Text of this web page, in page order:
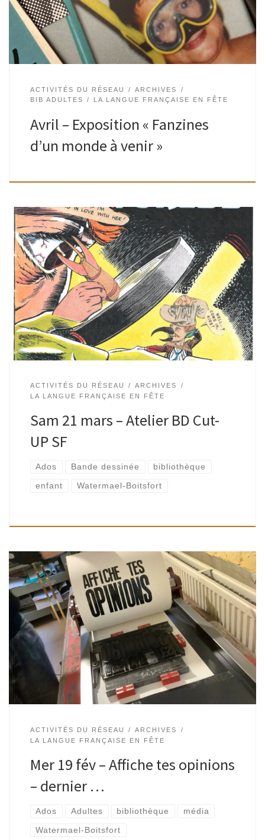
Fanzines (activité fil rouge du […]
ACTIVITÉS DU RÉSEAU
ARCHIVES
BIB ADULTES
LA LANGUE FRANÇAISE EN FÊTE
Avril – Exposition « Fanzines
d’un monde à venir »
Tout public | Bibliothèque de Watermael, Espace Delvaux |
14h-16h30 A partir de fragments découpés de planches de
BD dont le texte a été supprimé et de diverses images de
[…]
ACTIVITÉS DU RÉSEAU
ARCHIVES
LA LANGUE FRANÇAISE EN FÊTE
Sam 21 mars – Atelier BD Cut-
UP SF
Ados Bande dessinée bibliothèque
enfant Watermael-Boitsfort
Tout public | Bibliothèque de Watermael, Espace Delvaux |
14H – 18H Animé par Pascal Popesco et Aurélie Fayt
Invitation à participer à une action collective, partager vos
idées en faveur […]
ACTIVITÉS DU RÉSEAU
ARCHIVES
LA LANGUE FRANÇAISE EN FÊTE
Mer 19 fév – Affiche tes opinions
– dernier …
Ados Adultes bibliothèque média
Watermael-Boitsfort